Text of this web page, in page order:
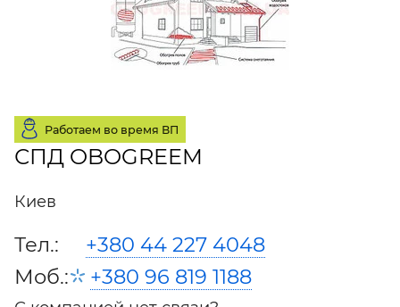
Работаем во время ВП
СПД OBOGREEM
Киев
Тел.:
+380 44 227 4048
Моб.:
+380 96 819 1188